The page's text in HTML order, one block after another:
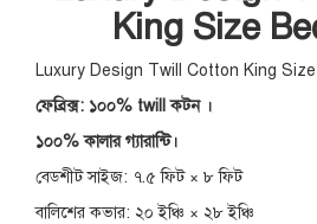
King Size
Luxury Design Twill Cotton King
ফেব্রিক্স: ১০০% twill কটন ।
১০০% কালার গ্যারান্টি।
বেডশীট সাইজ: ৭.৫ ফিট × ৮ ফিট
বালিশের কভার: ২০ ইঞ্চি × ২৮ ইঞ্চি